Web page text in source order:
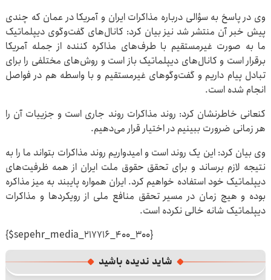
وی در پاسخ به سؤالی درباره مذاکرات ایران و آمریکا در عمان که چندی
پیش خبر آن منتشر شد نیز بیان کرد: کانال‌های گفت‌وگوی دیپلماتیک
ما به صورت غیرمستقیم با طرف‌های مذاکره کننده از جمله آمریکا
برقرار است و کانال‌های دیپلماتیک باز است و روش‌های مختلفی را برای
تبادل پیام داریم و گفت‌وگوهای غیرمستقیم و با واسطه هم در فواصل
انجام شده است.
کنعانی خاطرنشان کرد: روند مذاکرات روند جاری است و جزییات آن را
هر زمانی ضرورت ببینیم در اختیار قرار می‌دهیم.
وی بیان کرد: این یک روند است و امیدواریم روند مذاکرات بتواند ما را به
نتیجه لازم برساند و برای تحقق حقوق ملت ایران از همه ظرفیت‌های
دیپلماتیک خود استفاده خواهیم کرد. ایران همواره پایبند به میز مذاکره
بوده و هیچ زمان در مسیر تحقق منافع ملی از رویکردها و مذاکرات
دیپلماتیک شانه خالی نکرده است.
{$sepehr_media_217716_400_300}
شاید ندیده باشید